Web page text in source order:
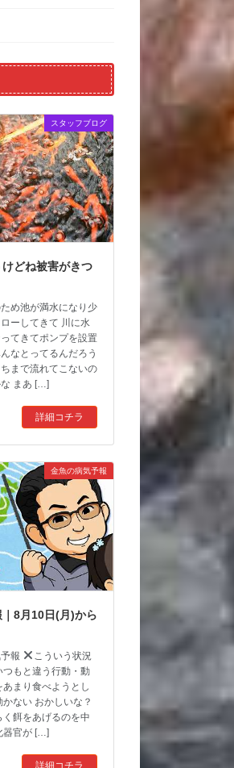
スタッフブログ
どね被害がきつ
め池が満水になり少
ーしてきて 川に水
てきてポンプを設置
なとってるんだろう
で流れてこないの
まあ […]
詳細コチラ
金魚の病気予報
8月10日(月)から
報
こういう状況
もと違う行動・動
あまり食べようとし
ない おかしいな？
く餌をあげるのを中
器官が […]
詳細コチラ